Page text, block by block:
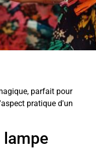
parfait pour
pratique d'un
lampe